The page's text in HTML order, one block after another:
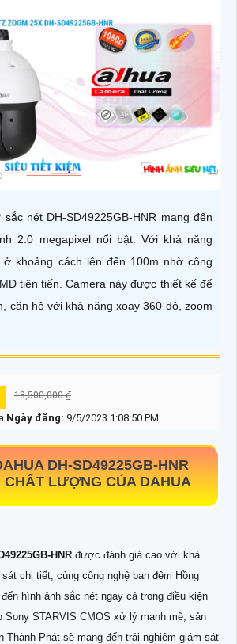
nét DH-SD49225GB-HNR mang đến
2.0 megapixel nổi bật. Với khả năng
khoảng cách lên đến 100m nhờ công
tiên tiến. Camera này được thiết kế để
căn hộ với khả năng xoay 360 độ, zoom
18,500,000 ₫
Ngày đăng: 9/5/2023 1:08:50 PM
DH-SD49225GB-HNR
CHẤT LƯỢNG CỦA DAHUA
HNR được đánh giá cao với khả
chi tiết, cùng công nghệ ban đêm Hồng
hình ảnh sắc nét ngay cả trong điều kiện
Sony STARVIS CMOS xử lý mạnh mẽ, sản
Thành Phát sẽ mang đến trải nghiệm giám sát